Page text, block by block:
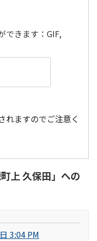
できます：GIF,
れますのでご注意く
上 久保田」への
3:04 PM